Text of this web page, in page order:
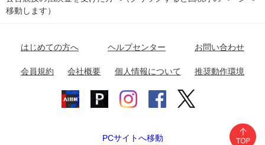
関
東
小田原競輪場
名古屋競輪場 岐阜競輪場 大垣競輪場 豊橋競輪場
富山競輪場 松阪競輪場 四日市競輪場
福井競輪場 奈良競輪場 向日町競輪場
移動します）
はじめての方へ ヘルプセンター お問い合わせ
会員規約 会社概要 個人情報について 推奨動作環境
PCサイトへ移動